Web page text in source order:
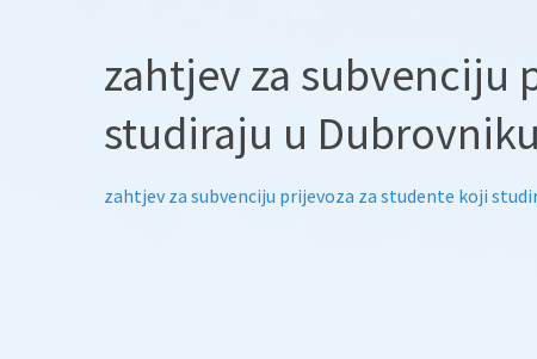
zahtjev za subvenciju
studiraju u
zahtjev za subvenciju prijevoza za studente koji